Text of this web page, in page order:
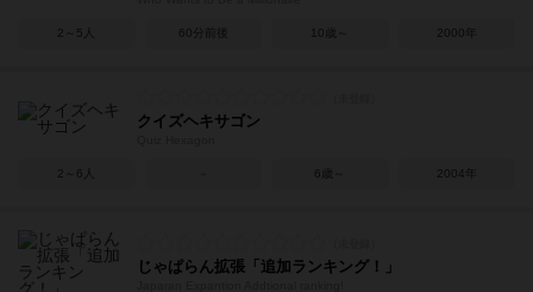
2～5人 60分前後 10歳～ 2000年
クイズヘキサゴン
2～6人 6歳～ 2004年
じゃぱらん拡張「追加ランキング！」